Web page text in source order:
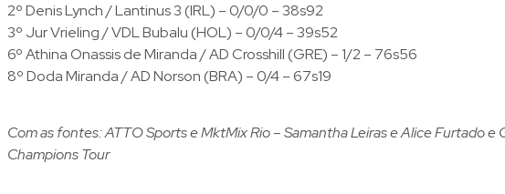
2º Denis Lynch / Lantinus 3 (IRL) – 0/0/0 – 38s92
3º Jur Vrieling / VDL Bubalu (HOL) – 0/0/4 – 39s52
6º Athina Onassis de Miranda / AD Crosshill (GRE) – 1/2 – 76s56
8º Doda Miranda / AD Norson (BRA) – 0/4 – 67s19
Com as fontes: ATTO Sports e MktMix Rio – Samantha Leiras e Alice Furtado e
Champions Tour